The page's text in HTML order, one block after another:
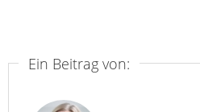
Ein Beitrag von: